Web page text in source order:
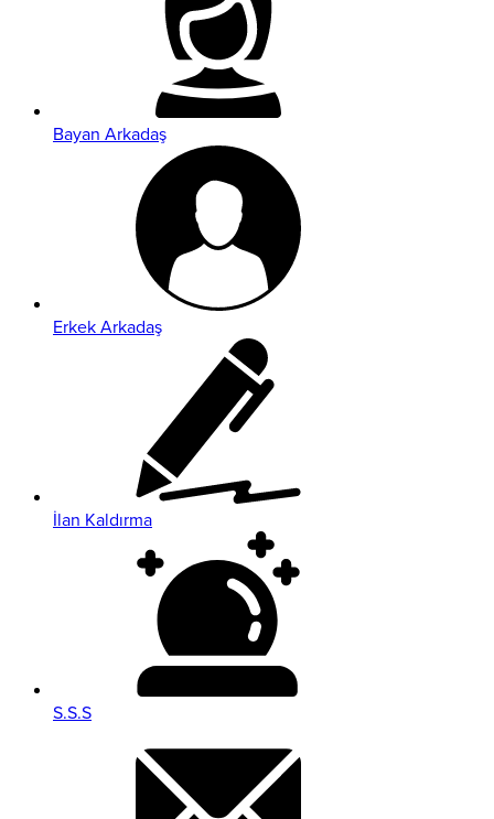
Bayan Arkadaş
Erkek Arkadaş
İlan Kaldırma
S.S.S